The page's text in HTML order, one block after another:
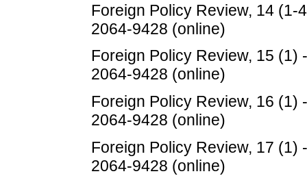
Foreign Policy Review, 14 (1-
2064-9428 (online)
Foreign Policy Review, 15 (1)
2064-9428 (online)
Foreign Policy Review, 16 (1)
2064-9428 (online)
Foreign Policy Review, 17 (1)
2064-9428 (online)